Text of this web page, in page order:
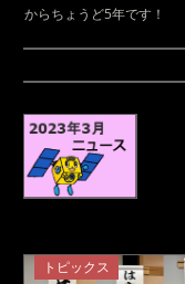
からちょうど5年です！
トピックス